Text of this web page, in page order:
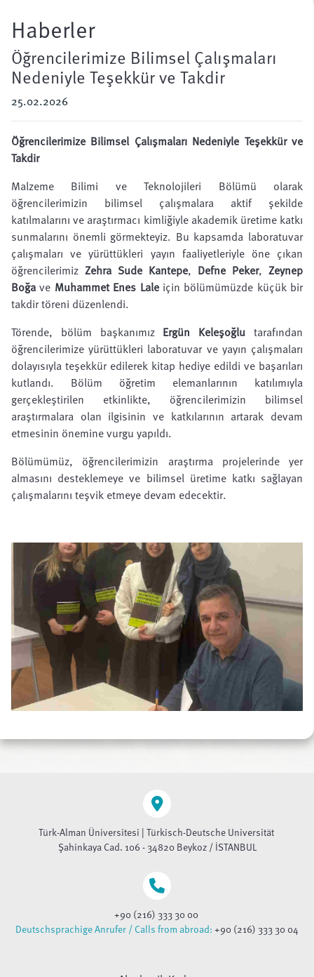
Haberler
Öğrencilerimize Bilimsel Çalışmaları
Nedeniyle Teşekkür ve Takdir
25.02.2026
Öğrencilerimize Bilimsel Çalışmaları Nedeniyle Teşekkür ve
Takdir
Malzeme Bilimi ve Teknolojileri Bölümü olarak
öğrencilerimizin bilimsel çalışmalara aktif şekilde
katılmalarını ve araştırmacı kimliğiyle akademik üretime katkı
sunmalarını önemli görmekteyiz. Bu kapsamda laboratuvar
çalışmaları ve yürüttükleri yayın faaliyetleriyle öne çıkan
öğrencilerimiz Zehra Sude Kantepe, Defne Peker, Zeynep
Boğa ve Muhammet Enes Laleiçin bölümümüzde küçük bir
takdir töreni düzenlendi.
Törende, bölüm başkanımız Ergün Keleşoğlu tarafından
öğrencilerimize yürüttükleri laboratuvar ve yayın çalışmaları
dolayısıyla teşekkür edilerek kitap hediye edildi ve başarıları
kutlandı. Bölüm öğretim elemanlarının katılımıyla
gerçekleştirilen etkinlikte, öğrencilerimizin bilimsel
araştırmalara olan ilgisinin ve katkılarının artarak devam
etmesinin önemine vurgu yapıldı.
Bölümümüz, öğrencilerimizin araştırma projelerinde yer
almasını desteklemeye ve bilimsel üretime katkı sağlayan
çalışmalarını teşvik etmeye devam edecektir.
Türk-Alman Üniversitesi | Türkisch-Deutsche Universität
Şahinkaya Cad. 106 - 34820 Beykoz / İSTANBUL
+90 (216) 333 30 00
Deutschsprachige Anrufer / Calls from abroad:+90 (216) 333 30 04